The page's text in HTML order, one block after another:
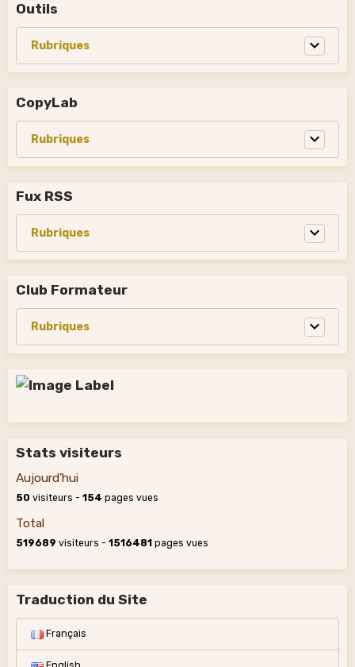
Outils
CopyLab
Fux RSS
Club Formateur
Stats visiteurs
Aujourd'hui
50 visiteurs - 154 pages vues
Total
519689 visiteurs - 1516481 pages vues
Traduction du Site
Français